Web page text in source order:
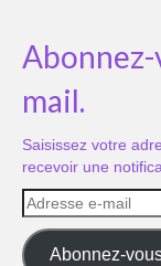
Abonnez-
mail.
Saisissez votre
recevoir une
Adresse
e-
mail
Abonnez-